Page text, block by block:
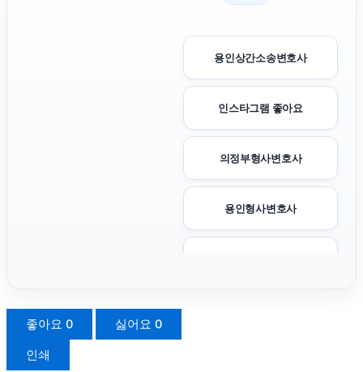
용인상간소송변호사
인스타그램 좋아요
의정부형사변호사
용인형사변호사
좋아요 0 싫어요 0
인쇄